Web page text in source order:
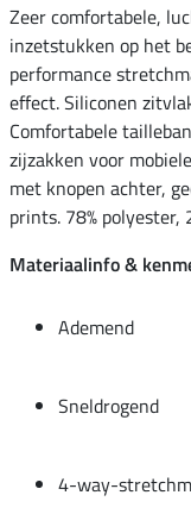
Zeer comfortabele,
inzetstukken op het
performance
effect. Siliconen
Comfortabele
zijzakken voor
met knopen achter,
prints. 78% polyester,
Materiaalinfo &
Ademend
Sneldrogend
4-way-